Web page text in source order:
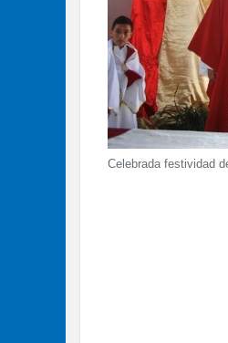
Celebrada festividad